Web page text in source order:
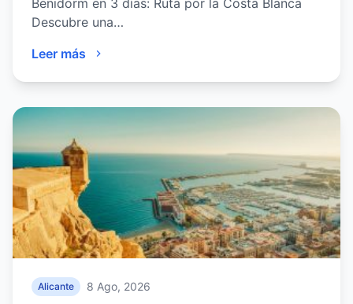
Descubre una…
Leer más
Alicante 8 Ago, 2026